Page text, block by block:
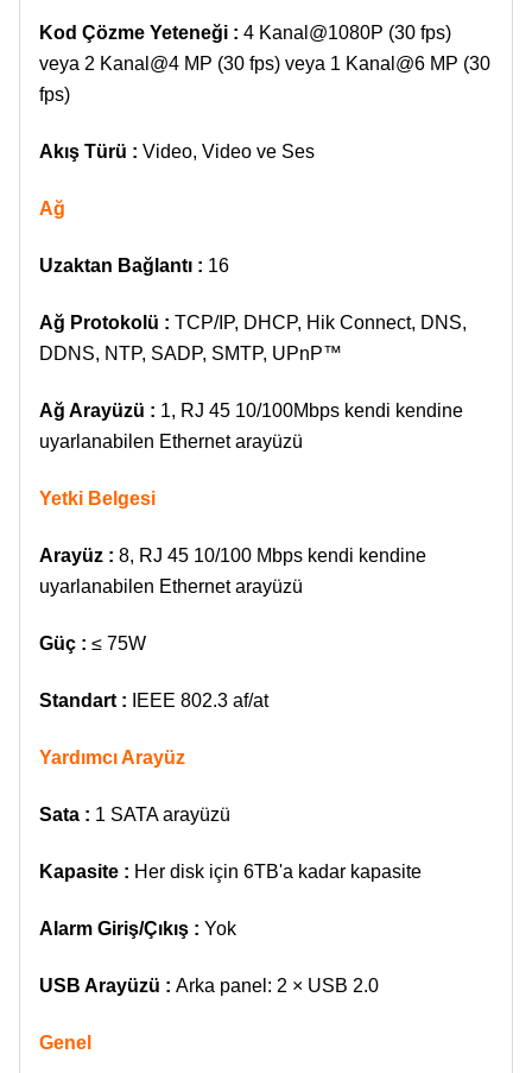
Kod Çözme Yeteneği : 4 Kanal@1080P (30 fps)
veya 2 Kanal@4 MP (30 fps) veya 1 Kanal@6 MP (30
fps)
Akış Türü : Video, Video ve Ses
Ağ
Uzaktan Bağlantı : 16
Ağ Protokolü : TCP/IP, DHCP, Hik Connect, DNS,
DDNS, NTP, SADP, SMTP, UPnP™
Ağ Arayüzü : 1, RJ 45 10/100Mbps kendi kendine
uyarlanabilen Ethernet arayüzü
Yetki Belgesi
Arayüz : 8, RJ 45 10/100 Mbps kendi kendine
uyarlanabilen Ethernet arayüzü
Güç : ≤ 75W
Standart : IEEE 802.3 af/at
Yardımcı Arayüz
Sata : 1 SATA arayüzü
Kapasite : Her disk için 6TB'a kadar kapasite
Alarm Giriş/Çıkış : Yok
USB Arayüzü : Arka panel: 2 × USB 2.0
Genel